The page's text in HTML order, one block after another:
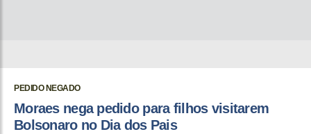
PEDIDO NEGADO
Moraes nega pedido para filhos visitarem
Bolsonaro no Dia dos Pais